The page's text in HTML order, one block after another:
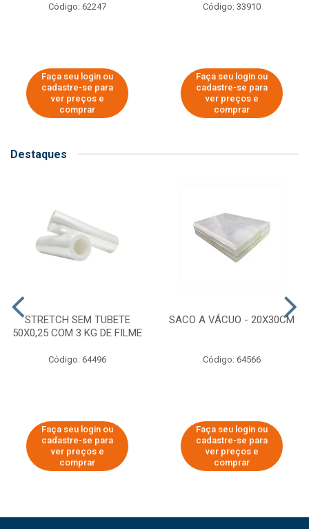
Código: 62247
Faça seu login ou
cadastre-se para
ver preços e
comprar
Código: 33910
Faça seu login ou
cadastre-se para
ver preços e
comprar
Destaques
STRETCH SEM TUBETE
50X0,25 COM 3 KG DE FILME
Código: 64496
Faça seu login ou
cadastre-se para
ver preços e
comprar
SACO A VÁCUO - 20X30CM
Código: 64566
Faça seu login ou
cadastre-se para
ver preços e
comprar